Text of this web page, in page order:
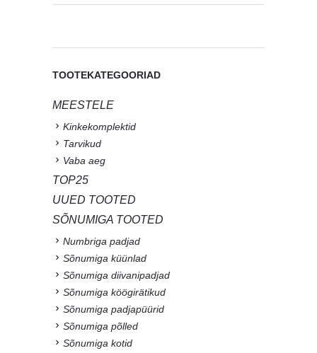
TOOTEKATEGOORIAD
MEESTELE
Kinkekomplektid
Tarvikud
Vaba aeg
TOP25
UUED TOOTED
SÕNUMIGA TOOTED
Numbriga padjad
Sõnumiga küünlad
Sõnumiga diivanipadjad
Sõnumiga köögirätikud
Sõnumiga padjapüürid
Sõnumiga põlled
Sõnumiga kotid